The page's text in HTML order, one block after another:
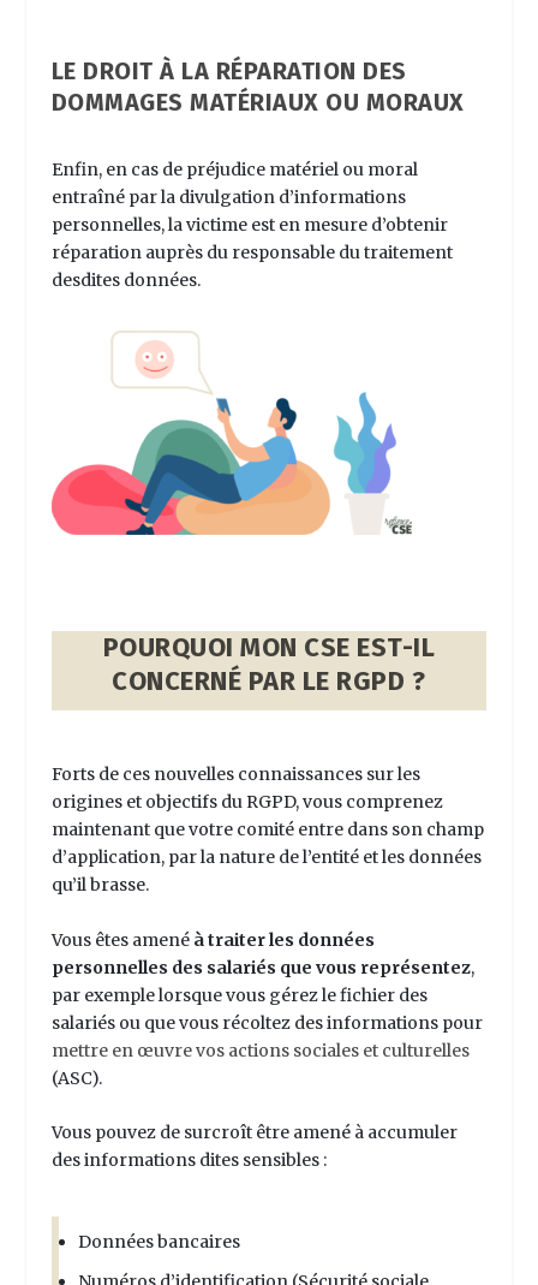
LE DROIT À LA RÉPARATION DES
DOMMAGES MATÉRIAUX OU MORAUX
Enfin, en cas de préjudice matériel ou moral
entraîné par la divulgation d’informations
personnelles, la victime est en mesure d’obtenir
réparation auprès du responsable du traitement
desdites données.
POURQUOI MON CSE EST-IL
CONCERNÉ PAR LE RGPD ?
Forts de ces nouvelles connaissances sur les
origines et objectifs du RGPD, vous comprenez
maintenant que votre comité entre dans son champ
d’application, par la nature de l’entité et les données
qu’il brasse.
Vous êtes amené à traiter les données
personnelles des salariés que vous représentez,
par exemple lorsque vous gérez le fichier des
salariés ou que vous récoltez des informations pour
mettre en œuvre vos actions sociales et culturelles
(ASC).
Vous pouvez de surcroît être amené à accumuler
des informations dites sensibles :
Données bancaires